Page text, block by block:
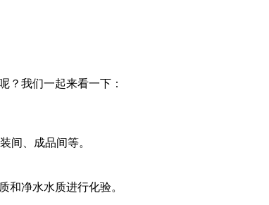
？我们一起来看一下：
间、成品间等。
和净水水质进行化验。